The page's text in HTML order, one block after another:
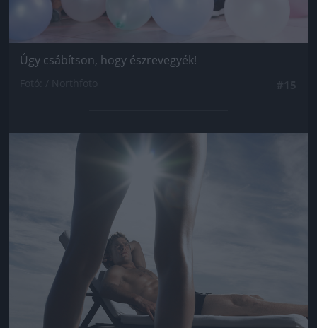
Úgy csábítson, hogy észrevegyék!
Jön még kép!